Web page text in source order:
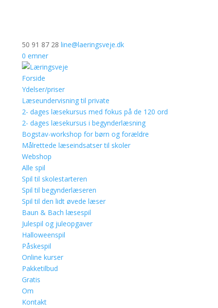
50 91 87 28 line@laeringsveje.dk
0 emner
Forside
Ydelser/priser
Læseundervisning til private
2- dages læsekursus med fokus på de 120 ord
2- dages læsekursus i begynderlæsning
Bogstav-workshop for børn og forældre
Målrettede læseindsatser til skoler
Webshop
Alle spil
Spil til skolestarteren
Spil til begynderlæseren
Spil til den lidt øvede læser
Baun & Bach læsespil
Julespil og juleopgaver
Halloweenspil
Påskespil
Online kurser
Pakketilbud
Gratis
Om
Kontakt